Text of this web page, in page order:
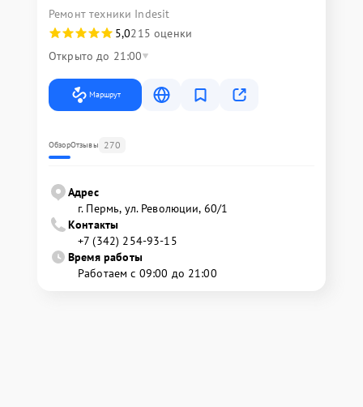
Ремонт техники Indesit
5,0215 оценки
Открыто до 21:00
Маршрут
ОбзорОтзывы 270
Адрес
г. Пермь, ул. ​Революции, 60/1
Контакты
+7 (342) 254-93-15
Время работы
Работаем с 09:00 до 21:00